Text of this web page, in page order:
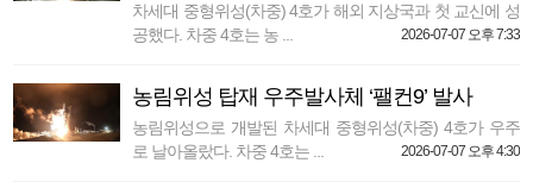
차세대 중형위성(차중) 4호가 해외 지상국과 첫 교신에 성
공했다. 차중 4호는 농 ...
2026-07-07 오후 7:33
농림위성 탑재 우주발사체 ‘팰컨9’ 발사
농림위성으로 개발된 차세대 중형위성(차중) 4호가 우주
로 날아올랐다. 차중 4호는 ...
2026-07-07 오후 4:30